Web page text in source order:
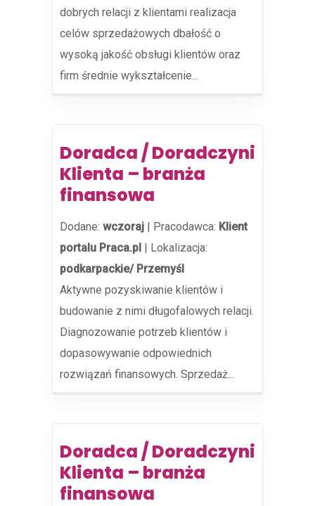
dobrych relacji z klientami realizacja
celów sprzedażowych dbałość o
wysoką jakość obsługi klientów oraz
firm średnie wykształcenie...
Doradca / Doradczyni
Klienta – branża
finansowa
Dodane: wczoraj | Pracodawca: Klient
portalu Praca.pl | Lokalizacja:
podkarpackie/ Przemyśl
Aktywne pozyskiwanie klientów i
budowanie z nimi długofalowych relacji.
Diagnozowanie potrzeb klientów i
dopasowywanie odpowiednich
rozwiązań finansowych. Sprzedaż...
Doradca / Doradczyni
Klienta – branża
finansowa